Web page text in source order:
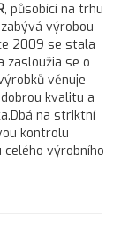
, působící na trhu
výrobou
2009 se stala
zasloužia se o
věnuje
kvalitu a
na striktní
kontrolu
výrobního